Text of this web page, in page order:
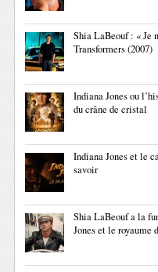
Shia LaBeouf : « Je
Transformers (2007)
Indiana Jones ou
du crâne de cristal
Indiana Jones et le
savoir
Shia LaBeouf a la
Jones et le royaume